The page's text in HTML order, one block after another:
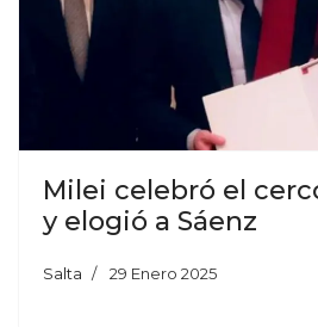
Milei celebró el
y elogió a Sáenz
Salta 29 Enero 2025